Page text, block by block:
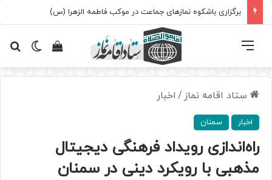
برگزاری باشکوه نمازهای جماعت در موکب فاطمه الزهرا (س)
تغییرمشاهده فهرست
ستاد اقامه نماز / اخبار
اخبار سمنان
راه‌اندازی رویداد فرهنگی دیجیتال
مذهبی با رویکرد دینی در سمنان